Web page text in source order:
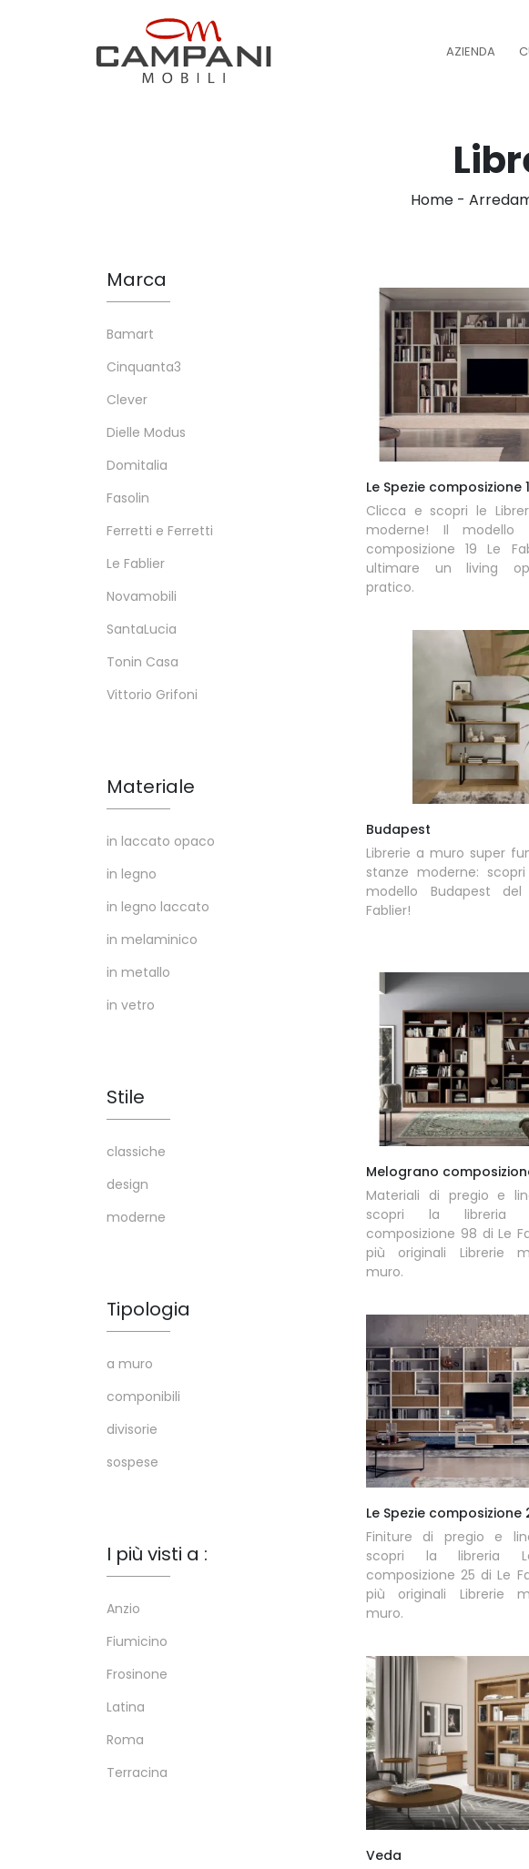
AZIENDA
Home-
Le Spezie composizione
Clicca e scopri le
moderne! Il modello
composizione 19 Le
ultimare un living
pratico.
Budapest
Librerie a muro super
stanze moderne:
modello Budapest
Fablier!
Melograno
Materiali di pregio e
scopri la libreria
composizione 98 di Le
più originali Librerie
muro.
Le Spezie composizione
Finiture di pregio e
scopri la libreria
composizione 25 di Le
più originali Librerie
muro.
Veda
Marca
Bamart
Cinquanta3
Clever
Dielle Modus
Domitalia
Fasolin
Ferretti e Ferretti
Le Fablier
Novamobili
SantaLucia
Tonin Casa
Vittorio Grifoni
Materiale
in laccato opaco
in legno
in legno laccato
in melaminico
in metallo
in vetro
Stile
classiche
design
moderne
Tipologia
a muro
componibili
divisorie
sospese
I più visti a :
Anzio
Fiumicino
Frosinone
Latina
Roma
Terracina